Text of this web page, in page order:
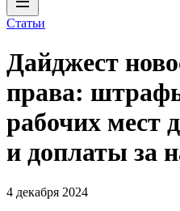
Статьи
Дайджест
права:
рабочих мест
и доплаты за
4 декабря 2024